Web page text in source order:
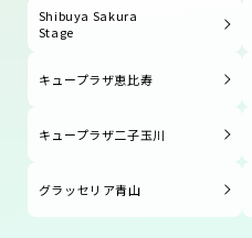
Shibuya Sakura
Stage
キュープラザ恵比寿
キュープラザ二子玉川
グラッセリア青山